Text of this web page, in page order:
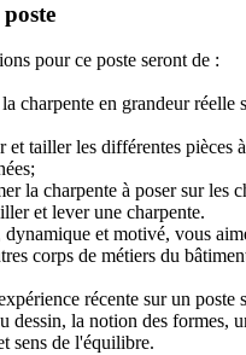
pour ce poste seront de :
charpente en grandeur réelle
et tailler les différentes pièces
la charpente à poser sur les
et lever une charpente.
dynamique et motivé, vous
corps de métiers du
récente sur un poste
dessin, la notion des formes,
sens de l'équilibre.